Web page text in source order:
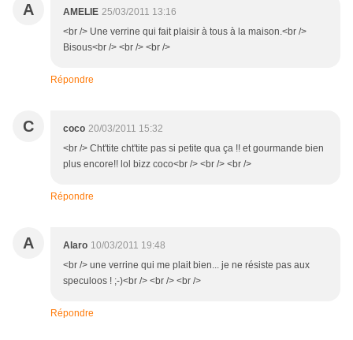
A AMELIE 25/03/2011 13:16
<br /> Une verrine qui fait plaisir à tous à la maison.<br />
Bisous<br /> <br /> <br />
Répondre
C coco 20/03/2011 15:32
<br /> Cht'tite cht'tite pas si petite qua ça !! et gourmande bien
plus encore!! lol bizz coco<br /> <br /> <br />
Répondre
A Alaro 10/03/2011 19:48
<br /> une verrine qui me plait bien... je ne résiste pas aux
speculoos ! ;-)<br /> <br /> <br />
Répondre